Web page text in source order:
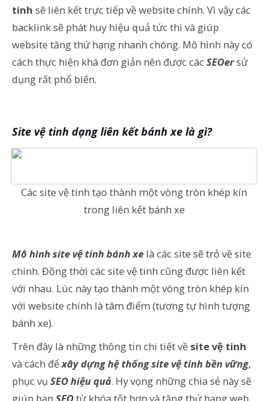
tinh sẽ liên kết trực tiếp về website chính. Vì vậy các
backlink sẽ phát huy hiệu quả tức thì và giúp
website tăng thứ hạng nhanh chóng. Mô hình này có
cách thực hiện khá đơn giản nên được cácSEOersử
dụng rất phổ biến.
Site vệ tinh dạng liên kết bánh xe là gì?
Các site vệ tinh tạo thành một vòng tròn khép kín
trong liên kết bánh xe
Mô hình site vệ tinh bánh xe là các site sẽ trỏ về site
chính. Đồng thời các site vệ tinh cũng được liên kết
với nhau. Lúc này tạo thành một vòng tròn khép kín
với website chính là tâm điểm (tương tự hình tượng
bánh xe).
Trên đây là những thông tin chi tiết về site vệ tinh
và cách đểxây dựng hệ thống site vệ tinh bền vững,
phục vụ SEO hiệu quả. Hy vọng những chia sẻ này sẽ
giúp bạn SEOtừ khóa tốt hơn và tăng thứ hạng web